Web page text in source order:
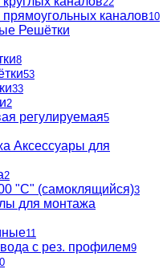
каналов10
Решётки
8
53
33
2
регулируемая5
Аксессуары для
2
"С" (самоклящийся)3
для монтажа
11
с рез. профилем9